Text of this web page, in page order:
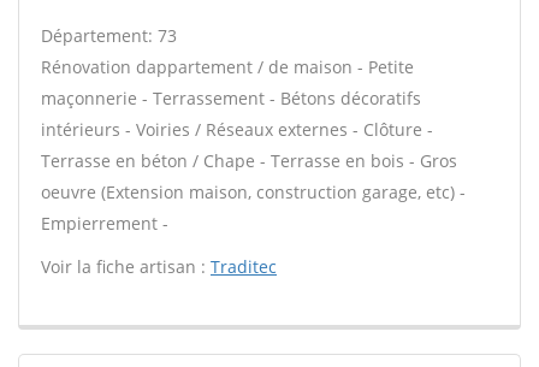
Département: 73
Rénovation dappartement / de maison - Petite
maçonnerie - Terrassement - Bétons décoratifs
intérieurs - Voiries / Réseaux externes - Clôture -
Terrasse en béton / Chape - Terrasse en bois - Gros
oeuvre (Extension maison, construction garage, etc) -
Empierrement -
Voir la fiche artisan : Traditec